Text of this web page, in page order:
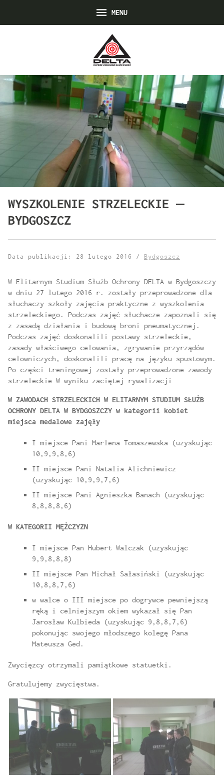
MENU
WYSZKOLENIE STRZELECKIE –
BYDGOSZCZ
Data publikacji: 28 lutego 2016 / Bydgoszcz
W Elitarnym Studium Służb Ochrony DELTA w Bydgoszczy
w dniu 27 lutego 2016 r. zostały przeprowadzone dla
słuchaczy szkoły zajęcia praktyczne z wyszkolenia
strzeleckiego. Podczas zajęć słuchacze zapoznali się
z zasadą działania i budową broni pneumatycznej.
Podczas zajęć doskonalili postawy strzeleckie,
zasady właściwego celowania, zgrywanie przyrządów
celowniczych, doskonalili pracę na języku spustowym.
Po części treningowej zostały przeprowadzone zawody
strzeleckie W wyniku zaciętej rywalizacji
W ZAWODACH STRZELECKICH W ELITARNYM STUDIUM SŁUŻB
OCHRONY DELTA W BYDGOSZCZY w kategorii kobiet
miejsca medalowe zajęły
I miejsce Pani Marlena Tomaszewska (uzyskując
10,9,9,8,6)
II miejsce Pani Natalia Alichniewicz
(uzyskując 10,9,9,7,6)
II miejsce Pani Agnieszka Banach (uzyskując
8,8,8,8,6)
W KATEGORII MĘŻCZYZN
I miejsce Pan Hubert Walczak (uzyskując
9,9,8,8,8)
II miejsce Pan Michał Sałasiński (uzyskując
10,8,8,7,6)
w walce o III miejsce po dogrywce pewniejszą
ręką i celniejszym okiem wykazał się Pan
Jarosław Kulbieda (uzyskując 9,8,8,7,6)
pokonując swojego młodszego kolegę Pana
Mateusza Ged.
Zwycięzcy otrzymali pamiątkowe statuetki.
Gratulujemy zwycięstwa.